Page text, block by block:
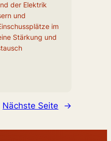
der Elektrik
und
im
Stärkung und
Nächste Seite →